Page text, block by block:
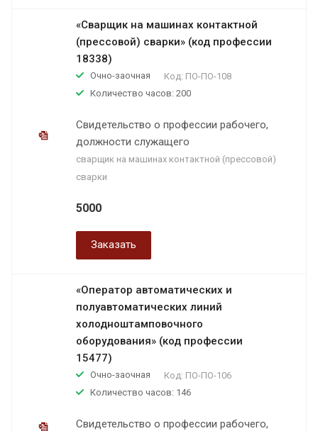
«Сварщик на машинах контактной
(прессовой) сварки» (код профессии
18338)
Очно-заочная Код: ПО-ПО-108
Количество часов: 200
Свидетельство о профессии рабочего,
должности служащего
сварщик на машинах контактной (прессовой)
сварки
5000
Заказать
«Оператор автоматических и
полуавтоматических линий
холодноштамповочного
оборудования» (код профессии
15477)
Очно-заочная Код: ПО-ПО-106
Количество часов: 146
Свидетельство о профессии рабочего,